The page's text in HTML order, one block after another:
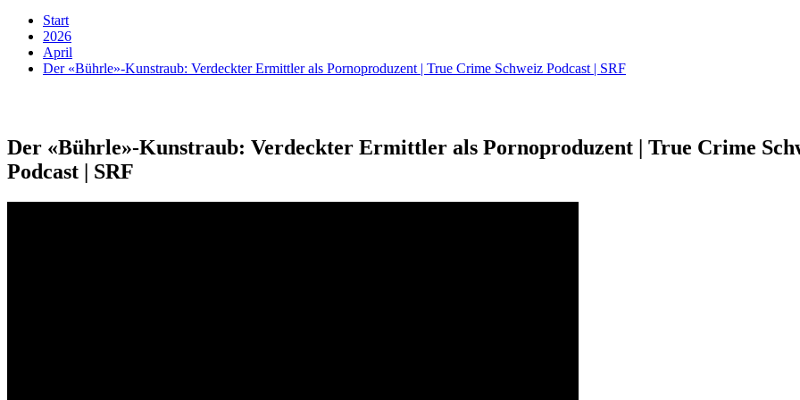
Start
2026
April
Der «Bührle»-Kunstraub: Verdeckter Ermittler als Pornoproduzent | True Crime Schweiz Podcast | SRF
Der «Bührle»-Kunstraub: Verdeckter Ermittler als Pornoproduzent | True Crime
Podcast | SRF